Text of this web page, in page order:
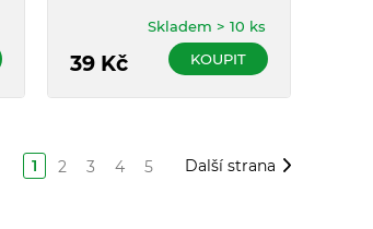
39Kč
Skladem > 10 ks
KOUPIT
1 2 3 4 5 Další strana